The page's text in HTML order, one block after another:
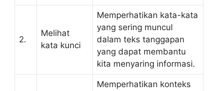
2.
Melihat
kata kunci
Memperhatikan kata-kata
yang sering muncul
dalam teks tanggapan
yang dapat membantu
kita menyaring informasi.
Memperhatikan konteks